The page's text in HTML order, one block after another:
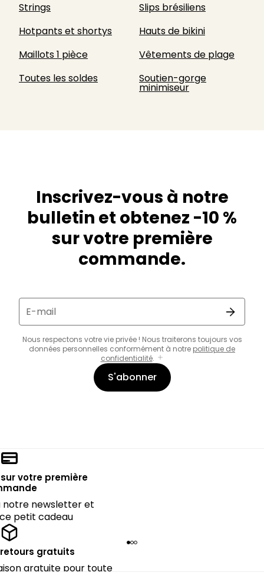
Strings
Slips brésiliens
Hotpants et shortys
Hauts de bikini
Maillots 1 pièce
Vêtements de plage
Toutes les soldes
Soutien-gorge
minimiseur
Inscrivez-vous à notre
bulletin et obtenez -10 %
sur votre première
commande.
E-mail
Nous respectons votre vie privée ! Nous traiterons toujours vos
données personnelles conformément à notre politique de
confidentialité.
S'abonner
votre première
notre newsletter et
petit cadeau
gratuits
gratuite pour toute